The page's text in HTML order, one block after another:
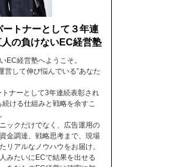
トナーとして３年連
の負けないEC経営塾
EC経営塾へようこそ。
営して伸び悩んでいる”あなた
ナーとして3年連続表彰され
ける仕組みと戦略を余すこ
ックだけでなく、広告運用の
金調達、戦略思考まで、現場
リアルなノウハウをお届け。
みたいにECで結果を出せる